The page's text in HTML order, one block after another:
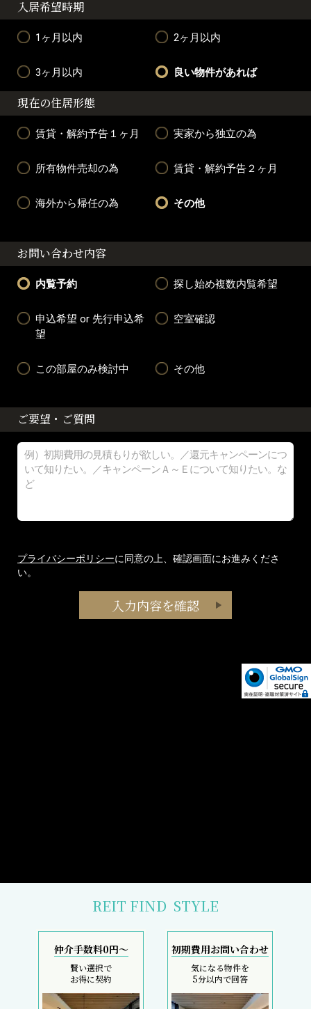
入居希望時期
1ヶ月以内 2ヶ月以内
3ヶ月以内 良い物件があれば
現在の住居形態
賃貸・解約予告１ヶ月 実家から独立の為
所有物件売却の為 賃貸・解約予告２ヶ月
海外から帰任の為 その他
お問い合わせ内容
内覧予約 探し始め複数内覧希望
申込希望 or 先行申込希
望
空室確認
この部屋のみ検討中 その他
ご要望・ご質問
プライバシーポリシーに同意の上、確認画面にお進みくださ
い。
REIT FIND STYLE
仲介手数料0円～
賢い選択で
お得に契約
初期費用お問い合わせ
気になる物件を
5分以内で回答